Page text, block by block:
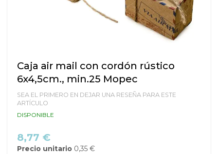
Saltar
al
comienzo
la
galería
de
Caja air mail con cordón rústico
6x4,5cm., min.25 Mopec
SEA EL PRIMERO EN DEJAR UNA RESEÑA PARA ESTE
ARTÍCULO
DISPONIBLE
8,77 €
Precio unitario 0,35 €